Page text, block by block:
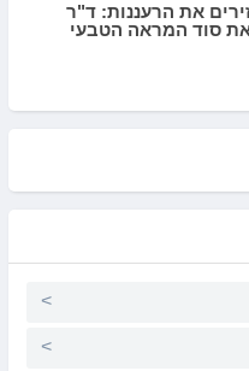
את הרעננות: ד"ר
את סוד המראה הטבעי